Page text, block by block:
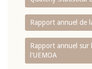
Rapport annuel de
Rapport annuel sur
l'UEMOA